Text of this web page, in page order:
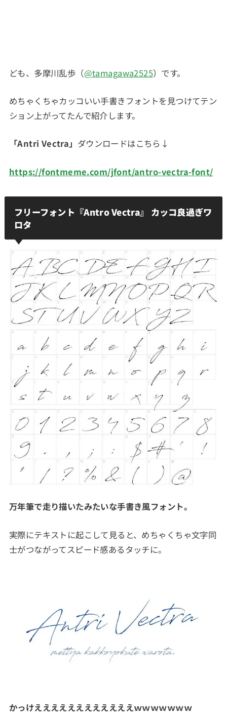
ども、多摩川乱歩（@tamagawa2525）です。
めちゃくちゃカッコいい手書きフォントを見つけてテン
ション上がってたんで紹介します。
「Antri Vectra」 ダウンロードはこちら↓
https://fontmeme.com/jfont/antro-vectra-font/
フリーフォント『Antro Vectra』 カッコ良過ぎワ
ロタ
万年筆で走り描いたみたいな手書き風フォント。
実際にテキストに起こして見ると、めちゃくちゃ文字同
士がつながってスピード感あるタッチに。
かっけええええええええええええｗｗｗｗｗｗｗ